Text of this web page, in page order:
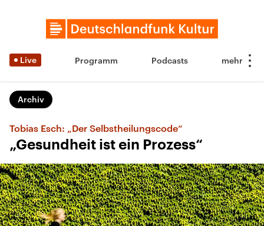
Live Programm Podcasts
Archiv
Tobias Esch: „Der Selbstheilungscode“
„Gesundheit ist ein Prozess“